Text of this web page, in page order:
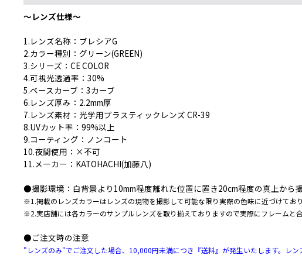
〜レンズ仕様〜
1.レンズ名称：ブレシアG
2.カラー種別：グリーン(GREEN)
3.シリーズ：CE COLOR
4.可視光透過率：30%
5.ベースカーブ：3カーブ
6.レンズ厚み：2.2mm厚
7.レンズ素材：光学用プラスティックレンズ CR-39
8.UVカット率：99%以上
9.コーティング：ノンコート
10.夜間使用：×不可
11.メーカー：KATOHACHI(加藤八)
●撮影環境：白背景より10mm程度離れた位置に置き20cm程度の真上から
※1.掲載のレンズカラーはレンズの現物を撮影して可能な限り実際の色味に近づけてお
※2.実店舗には各カラーのサンプルレンズを取り揃えておりますので実際にフレームと
●ご注文時の注意
"レンズのみ"でご注文した場合、10,000円未満につき『送料』が発生いたします。レ